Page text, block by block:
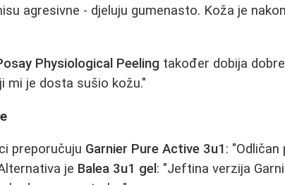
agresivne - djeluju gumenasto. Koža je
Physiological Peeling također dobija
mi je dosta sušio kožu."
preporučuju Garnier Pure Active 3u1: "Odličan
je Balea 3u1 gel : "Jeftina verzija